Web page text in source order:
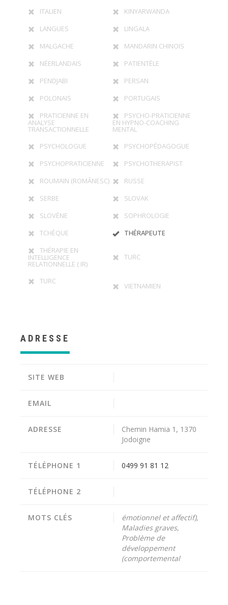
ITALIEN
KINYARWANDA
LANGUES
LINGALA
MALGACHE
MANDARIN CHINOIS
NÉERLANDAIS
PATIENTÈLE
PENDJABI
PERSAN
POLONAIS
PORTUGAIS
PRATICIENNE EN
ANALYSE
TRANSACTIONNELLE
PSYCHO-PRATICIENNE
EN HYPNO-COACHING
MENTAL
PSYCHOLOGUE
PSYCHOPÉDAGOGUE
PSYCHOPRATICIENNE
PSYCHOTHERAPIST
ROUMAIN (ROMÂNESC)
RUSSE
SERBE
SLOVAK
SLOVÈNE
SOPHROLOGIE
TCHÈQUE
THÉRAPEUTE
THÉRAPIE EN
INTELLIGENCE
RELATIONNELLE ( IR)
TURC
TURC
VIETNAMIEN
ADRESSE
SITE WEB
EMAIL
ADRESSE
Chemin Hamia 1, 1370
Jodoigne
TÉLÉPHONE 1 0499 91 81 12
TÉLÉPHONE 2
MOTS CLÉS
émotionnel et affectif),
Maladies graves,
Problème de
développement
(comportemental